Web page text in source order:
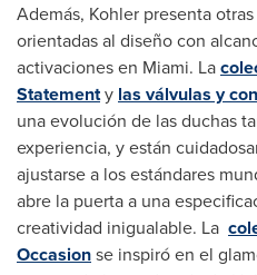
Además, Kohler presenta
orientadas al diseño con
activaciones en Miami. La
Statementy las válvulas y
una evolución de las duchas
experiencia, y están
ajustarse a los estándares
abre la puerta a una
creatividad inigualable. La
Occasionse inspiró en el